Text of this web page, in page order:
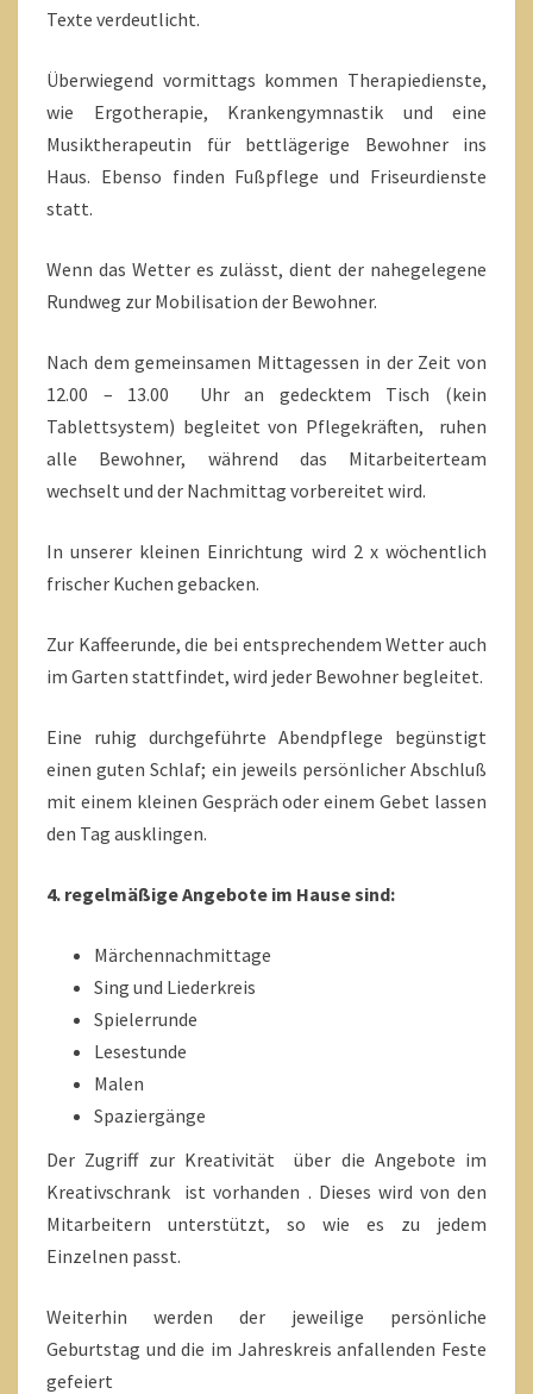
Texte verdeutlicht.
Überwiegend vormittags kommen Therapiedienste,
wie Ergotherapie, Krankengymnastik und eine
Musiktherapeutin für bettlägerige Bewohner ins
Haus. Ebenso finden Fußpflege und Friseurdienste
statt.
Wenn das Wetter es zulässt, dient der nahegelegene
Rundweg zur Mobilisation der Bewohner.
Nach dem gemeinsamen Mittagessen in der Zeit von
12.00 – 13.00 Uhr an gedecktem Tisch (kein
Tablettsystem) begleitet von Pflegekräften, ruhen
alle Bewohner, während das Mitarbeiterteam
wechselt und der Nachmittag vorbereitet wird.
In unserer kleinen Einrichtung wird 2 x wöchentlich
frischer Kuchen gebacken.
Zur Kaffeerunde, die bei entsprechendem Wetter auch
im Garten stattfindet, wird jeder Bewohner begleitet.
Eine ruhig durchgeführte Abendpflege begünstigt
einen guten Schlaf; ein jeweils persönlicher Abschluß
mit einem kleinen Gespräch oder einem Gebet lassen
den Tag ausklingen.
4. regelmäßige Angebote im Hause sind:
Märchennachmittage
Sing und Liederkreis
Spielerrunde
Lesestunde
Malen
Spaziergänge
Der Zugriff zur Kreativität über die Angebote im
Kreativschrank ist vorhanden . Dieses wird von den
Mitarbeitern unterstützt, so wie es zu jedem
Einzelnen passt.
Weiterhin werden der jeweilige persönliche
Geburtstag und die im Jahreskreis anfallenden Feste
gefeiert